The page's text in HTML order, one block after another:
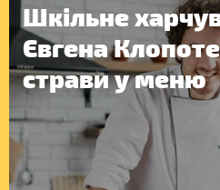
Шкільне
Євгена
страви у меню